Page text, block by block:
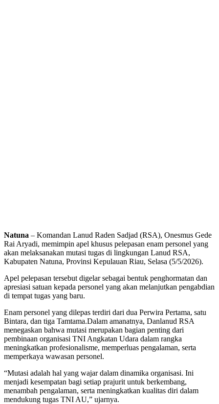
Natuna – Komandan Lanud Raden Sadjad (RSA), Onesmus Gede
Rai Aryadi, memimpin apel khusus pelepasan enam personel yang
akan melaksanakan mutasi tugas di lingkungan Lanud RSA,
Kabupaten Natuna, Provinsi Kepulauan Riau, Selasa (5/5/2026).
Apel pelepasan tersebut digelar sebagai bentuk penghormatan dan
apresiasi satuan kepada personel yang akan melanjutkan pengabdian
di tempat tugas yang baru.
Enam personel yang dilepas terdiri dari dua Perwira Pertama, satu
Bintara, dan tiga Tamtama.Dalam amanatnya, Danlanud RSA
menegaskan bahwa mutasi merupakan bagian penting dari
pembinaan organisasi TNI Angkatan Udara dalam rangka
meningkatkan profesionalisme, memperluas pengalaman, serta
memperkaya wawasan personel.
“Mutasi adalah hal yang wajar dalam dinamika organisasi. Ini
menjadi kesempatan bagi setiap prajurit untuk berkembang,
menambah pengalaman, serta meningkatkan kualitas diri dalam
mendukung tugas TNI AU,” ujarnya.